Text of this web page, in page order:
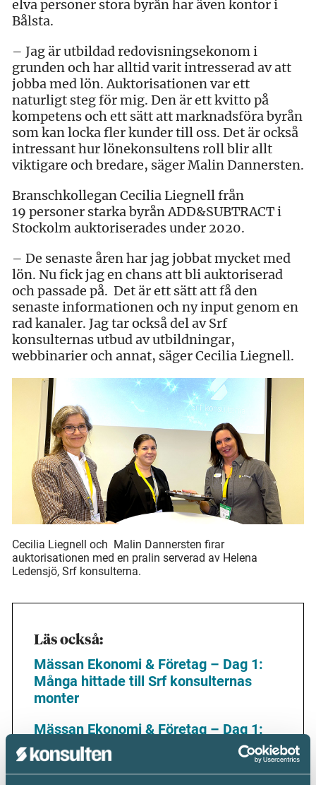
elva personer stora byrån har även kontor i
Bålsta.
– Jag är utbildad redovisningsekonom i
grunden och har alltid varit intresserad av att
jobba med lön. Auktorisationen var ett
naturligt steg för mig. Den är ett kvitto på
kompetens och ett sätt att marknadsföra byrån
som kan locka fler kunder till oss. Det är också
intressant hur lönekonsultens roll blir allt
viktigare och bredare, säger Malin Dannersten.
Branschkollegan Cecilia Liegnell från
19 personer starka byrån ADD&SUBTRACT i
Stockolm auktoriserades under 2020.
– De senaste åren har jag jobbat mycket med
lön. Nu fick jag en chans att bli auktoriserad
och passade på. Det är ett sätt att få den
senaste informationen och ny input genom en
rad kanaler. Jag tar också del av Srf
konsulternas utbud av utbildningar,
webbinarier och annat, säger Cecilia Liegnell.
Cecilia Liegnell och Malin Dannersten firar
auktorisationen med en pralin serverad av Helena
Ledensjö, Srf konsulterna.
Läs också:
Mässan Ekonomi & Företag – Dag 1:
Många hittade till Srf konsulternas
monter
Mässan Ekonomi & Företag – Dag 1:
Petter om nya vägar framåt
Mässan Ekonomi & Företag – Dag 2: